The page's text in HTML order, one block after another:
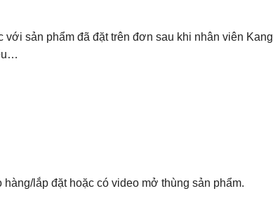
sản phẩm đã đặt trên đơn sau khi nhân viên
lắp đặt hoặc có video mở thùng sản phẩm.